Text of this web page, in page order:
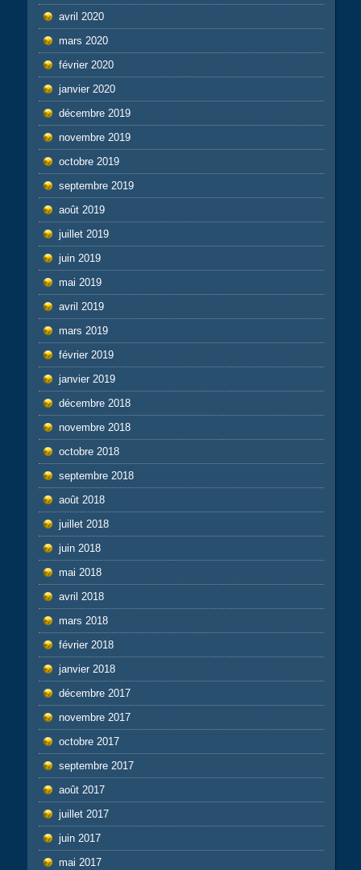
avril 2020
mars 2020
février 2020
janvier 2020
décembre 2019
novembre 2019
octobre 2019
septembre 2019
août 2019
juillet 2019
juin 2019
mai 2019
avril 2019
mars 2019
février 2019
janvier 2019
décembre 2018
novembre 2018
octobre 2018
septembre 2018
août 2018
juillet 2018
juin 2018
mai 2018
avril 2018
mars 2018
février 2018
janvier 2018
décembre 2017
novembre 2017
octobre 2017
septembre 2017
août 2017
juillet 2017
juin 2017
mai 2017